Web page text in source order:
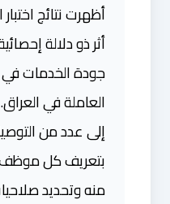
أظهرت نتائج
أثر ذو دلالة
جودة الخدمات
العاملة في
إلى عدد من
بتعريف كل موظف
منه وتحديد